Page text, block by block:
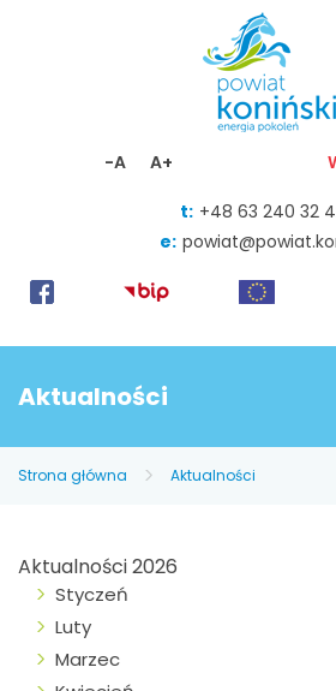
-A A+
t: +48 63 240 32
e:
Aktualności
Strona główna Aktualności
Aktualności 2026
Styczeń
Luty
Marzec